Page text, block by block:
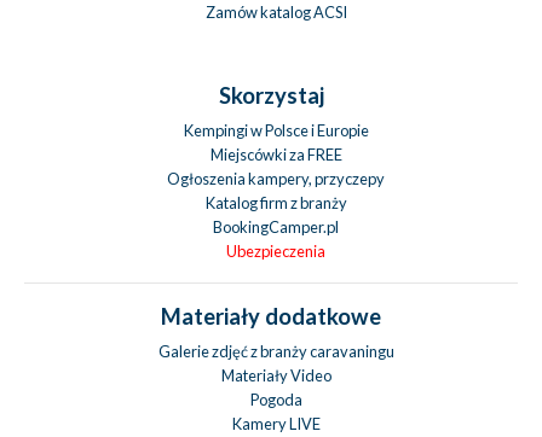
Zamów katalog ACSI
Skorzystaj
Kempingi w Polsce i Europie
Miejscówki za FREE
Ogłoszenia kampery, przyczepy
Katalog firm z branży
BookingCamper.pl
Ubezpieczenia
Materiały dodatkowe
Galerie zdjęć z branży caravaningu
Materiały Video
Pogoda
Kamery LIVE